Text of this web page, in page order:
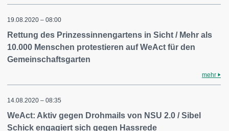
19.08.2020 – 08:00
Rettung des Prinzessinnengartens in Sicht / Mehr als
10.000 Menschen protestieren auf WeAct für den
Gemeinschaftsgarten
mehr
14.08.2020 – 08:35
WeAct: Aktiv gegen Drohmails von NSU 2.0 / Sibel
Schick engagiert sich gegen Hassrede